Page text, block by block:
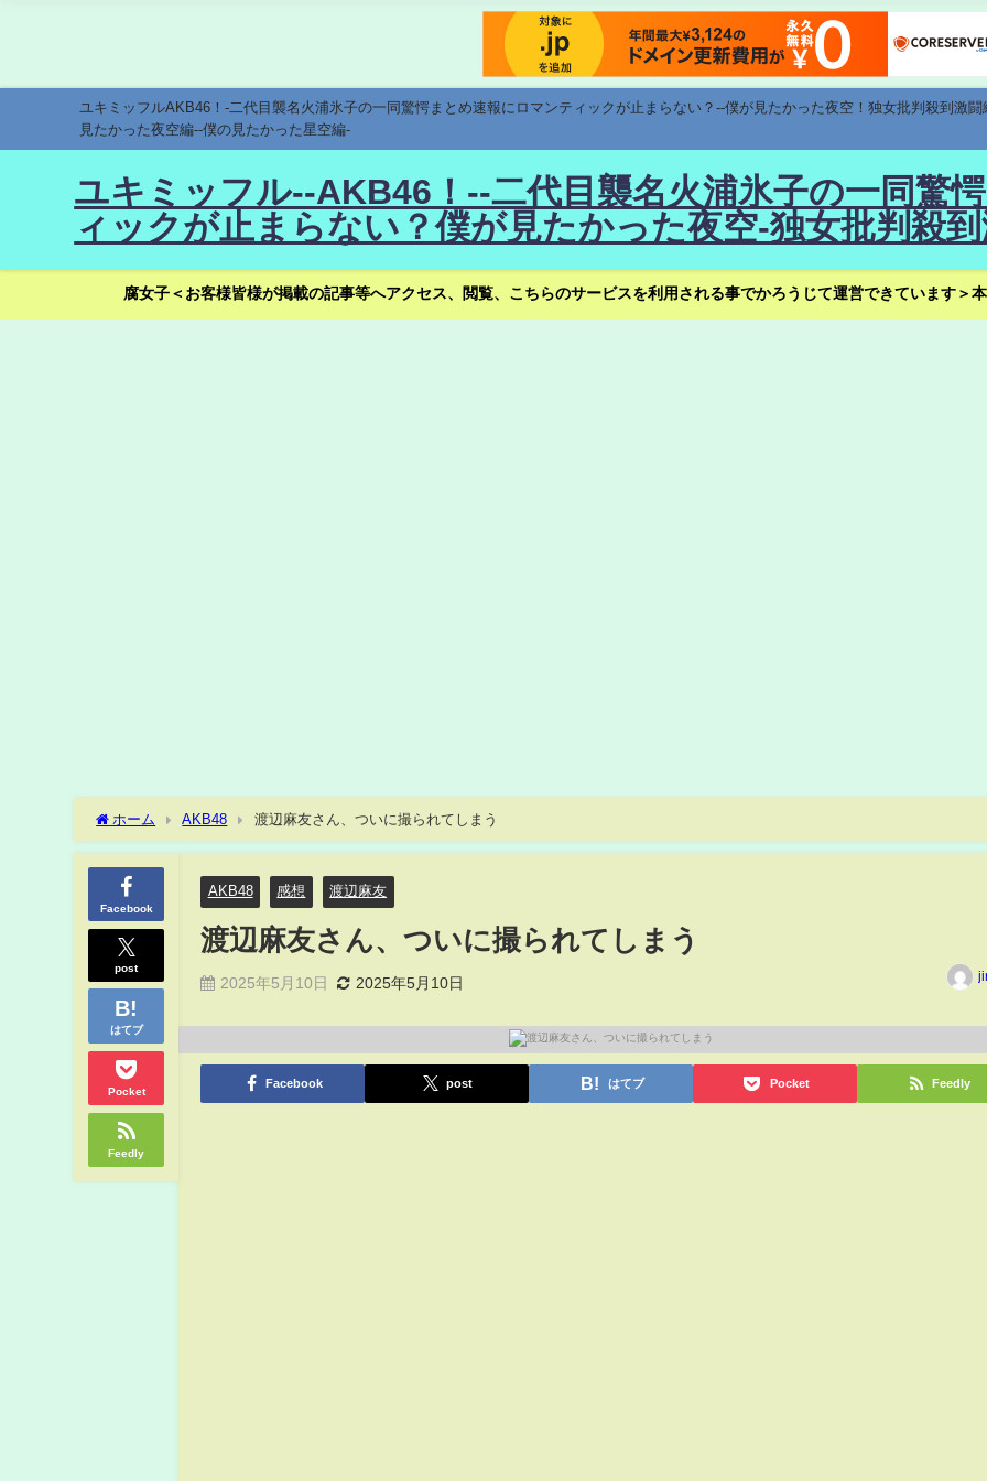
ユキミッフルAKB46！-二代目襲名火浦氷子の一同驚愕まとめ速報にロマンティックが止まらない？--僕が見たかった夜空！独女批判殺到激
見たかった夜空編--僕の見たかった星空編-
ユキミッフル--AKB46！--二代目襲名火浦氷子の一同驚
ィックが止まらない？僕が見たかった夜空-独女批判殺
腐女子＜お客様皆様が掲載の記事等へアクセス、閲覧、こちらのサービスを利用される事でかろうじて運営できています＞
ホーム AKB48 渡辺麻友さん、ついに撮られてしまう
Facebook
post
はてブ
Pocket
Feedly
AKB48 感想 渡辺麻友
渡辺麻友さん、ついに撮られてしまう
2025年5月10日 2025年5月10日
Facebook post はてブ Pocket Feedly